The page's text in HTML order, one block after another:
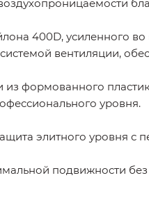
400D, усиленного
вентиляции,
формованного
уровня.
элитного уровня с
подвижности